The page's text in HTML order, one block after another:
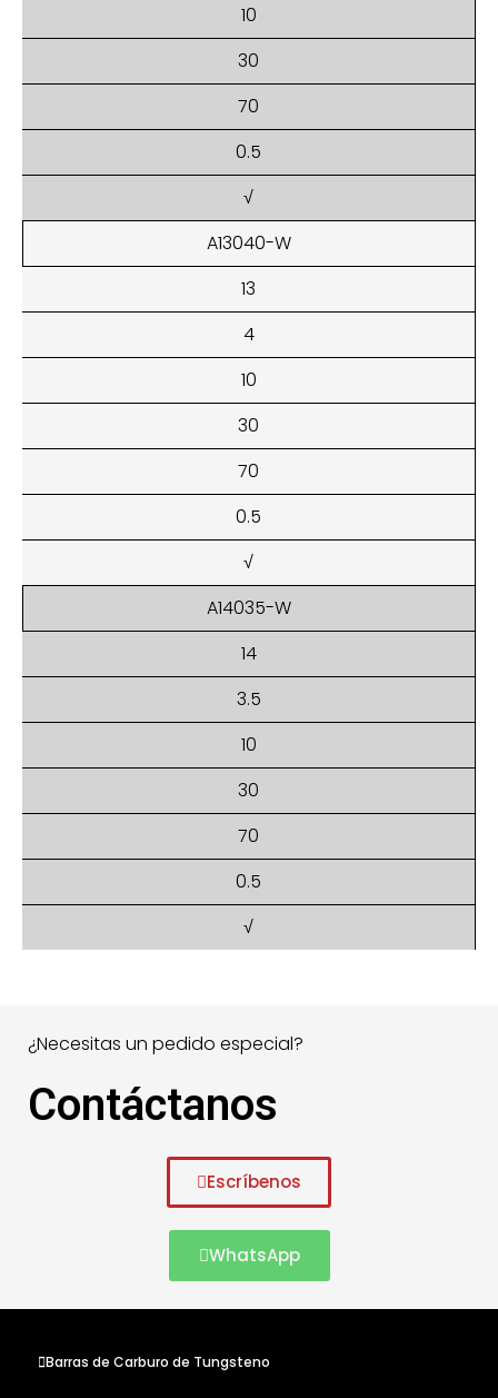
10
30
70
0.5
√
A13040-W
13
4
10
30
70
0.5
√
A14035-W
14
3.5
10
30
70
0.5
√
¿Necesitas un pedido especial?
Contáctanos
Escríbenos
WhatsApp
Barras de Carburo de Tungsteno